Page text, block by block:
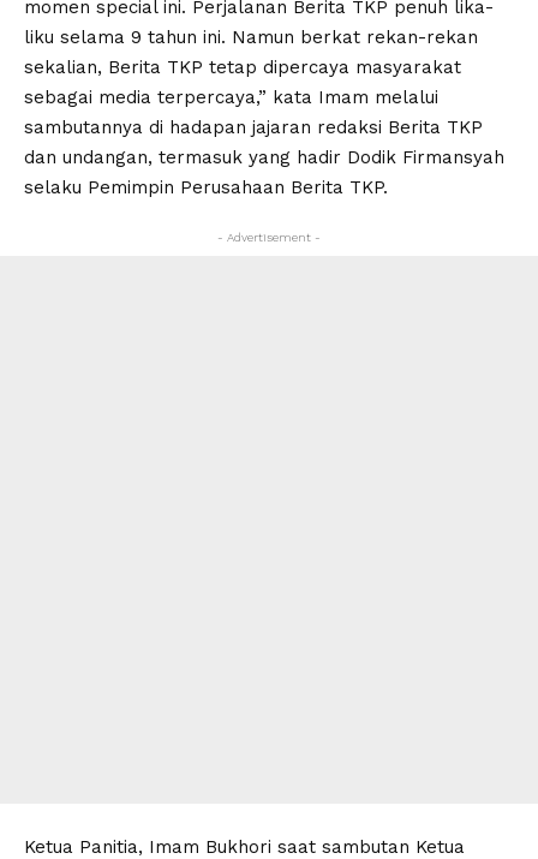
momen special ini. Perjalanan Berita TKP penuh lika-
liku selama 9 tahun ini. Namun berkat rekan-rekan
sekalian, Berita TKP tetap dipercaya masyarakat
sebagai media terpercaya,” kata Imam melalui
sambutannya di hadapan jajaran redaksi Berita TKP
dan undangan, termasuk yang hadir Dodik Firmansyah
selaku Pemimpin Perusahaan Berita TKP.
- Advertisement -
Ketua Panitia, Imam Bukhori saat sambutan Ketua